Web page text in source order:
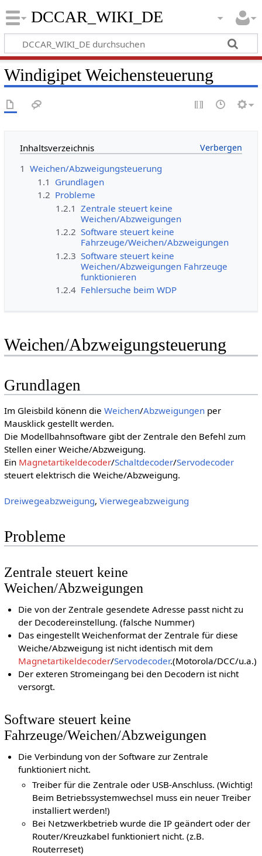
DCCAR_WIKI_DE
Windigipet Weichensteuerung
Inhaltsverzeichnis
1 Weichen/Abzweigungsteuerung
1.1 Grundlagen
1.2 Probleme
1.2.1 Zentrale steuert keine
Weichen/Abzweigungen
1.2.2 Software steuert keine
Fahrzeuge/Weichen/Abzweigungen
1.2.3 Software steuert keine
Weichen/Abzweigungen Fahrzeuge
funktionieren
1.2.4 Fehlersuche beim WDP
Weichen/Abzweigungsteuerung
Grundlagen
Im Gleisbild könenn die Weichen/Abzweigungenper
Mausklick gestellt werden.
Die Modellbahnsoftware gibt der Zentrale den Befehl zum
Stellen einer Weiche/Abzweigung.
Ein Magnetartikeldecoder/Schaltdecoder/Servodecoder
steuert elektrisch die Weiche/Abzweigung.
Dreiwegeabzweigung, Vierwegeabzweigung
Probleme
Zentrale steuert keine
Weichen/Abzweigungen
Die von der Zentrale gesendete Adresse passt nicht zu
der Decodereinstellung. (falsche Nummer)
Das eingestellt Weichenformat der Zentrale für diese
Weiche/Abzweigung ist nicht identisch mit dem
Magnetartikeldecoder/Servodecoder.(Motorola/DCC/u.a.)
Der exteren Stromeingang bei den Decodern ist nicht
versorgt.
Software steuert keine
Fahrzeuge/Weichen/Abzweigungen
Die Verbindung von der Software zur Zentrale
funktioniert nicht.
Treiber für die Zentrale oder USB-Anschluss. (Wichtig!
Beim Betriebssystemwechsel muss ein neuer Treiber
installiert werden!)
Bei Netzwerkbetrieb wurde die IP geändert oder der
Router/Kreuzkabel funktioniert nicht. (z.B.
Routerreset)